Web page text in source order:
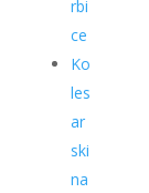
rbi
ce
Ko
les
ar
ski
na